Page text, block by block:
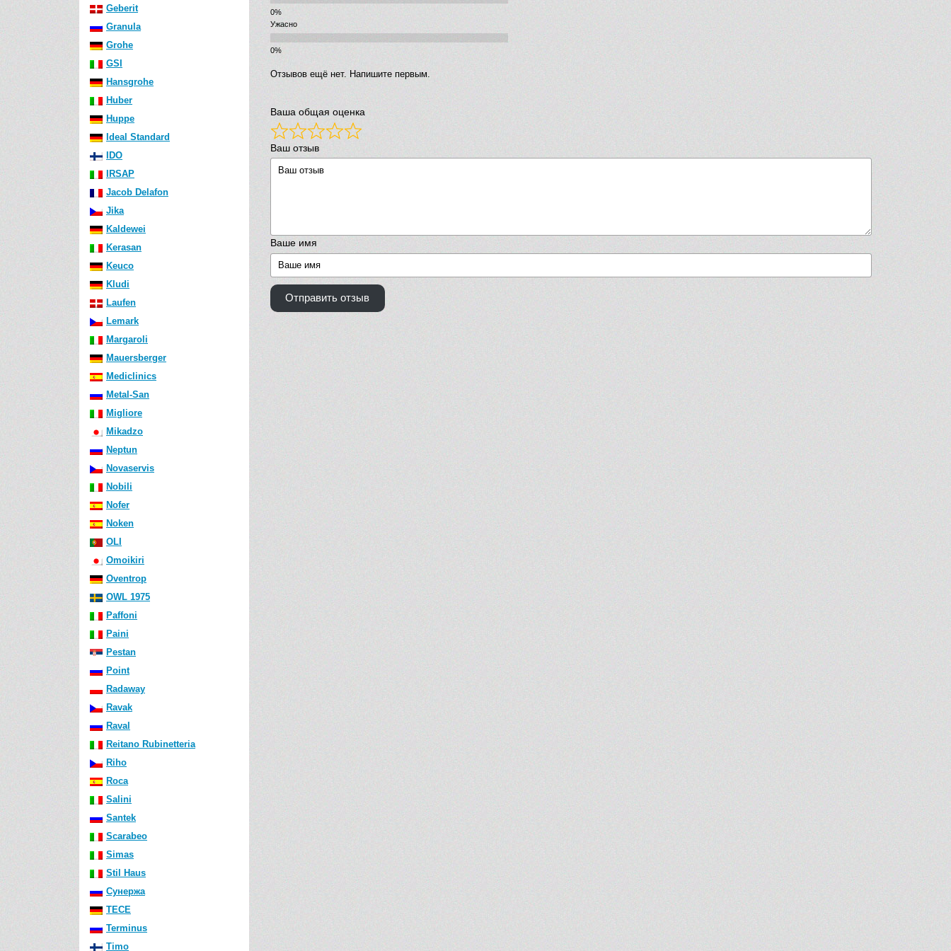
Geberit
Granula
Grohe
GSI
Hansgrohe
Huber
Huppe
Ideal Standard
IDO
IRSAP
Jacob Delafon
Jika
Kaldewei
Kerasan
Keuco
Kludi
Laufen
Lemark
Margaroli
Mauersberger
Mediclinics
Metal-San
Migliore
Mikadzo
Neptun
Novaservis
Nobili
Nofer
Noken
OLI
Omoikiri
Oventrop
OWL 1975
Paffoni
Paini
Pestan
Point
Radaway
Ravak
Raval
Reitano Rubinetteria
Riho
Roca
Salini
Santek
Scarabeo
Simas
Stil Haus
Сунержа
TECE
Terminus
Timo
Ужасно
Отзывов ещё нет. Напишите первым.
Ваша общая оценка
Ваш отзыв
Ваше имя
Отправить отзыв